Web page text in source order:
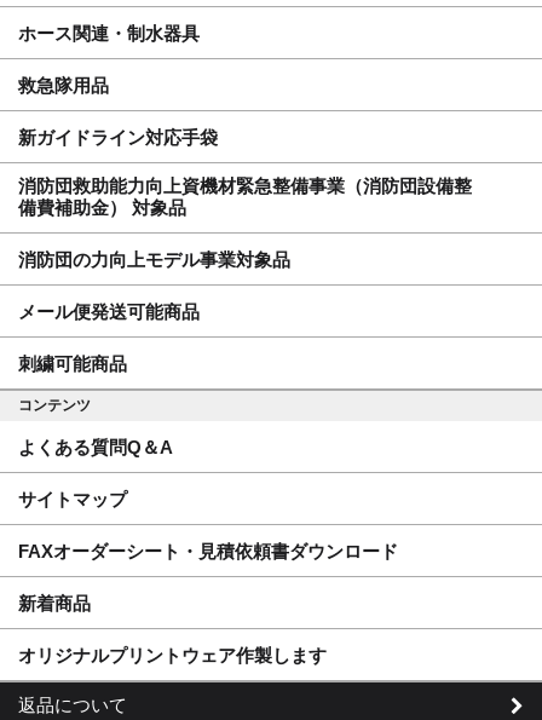
ホース関連・制水器具
救急隊用品
新ガイドライン対応手袋
消防団救助能力向上資機材緊急整備事業（消防団設備整
備費補助金） 対象品
消防団の力向上モデル事業対象品
メール便発送可能商品
刺繍可能商品
コンテンツ
よくある質問Q＆A
サイトマップ
FAXオーダーシート・見積依頼書ダウンロード
新着商品
オリジナルプリントウェア作製します
返品について